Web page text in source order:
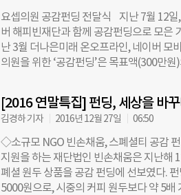
지내는 중입니다. 아이들 또한 할머니와
주위에 도움을 요청하거나 경찰에 신고하
경우가 대다수이기 때문이죠. 지난해 보건
따르면, 전체 노인학대 중 88.8%가 가정
이유입니다. “많은 어르신들이 학대를 받
청해요. 그런데 오랜 세월 학대가 이어진
는 학대 상황에 무기력해진 경우가 많거든
요셉의원 공감펀딩 전달식 지난 7월 12일,
버 해피빈재단과 함께 공감펀딩으로 모은
난 3월 더나은미래 온오프라인, 네이버 모
의원을 위한 ‘공감펀딩’은 목표액(300만
료비 0원’으로 치료하는 병원으로, ‘영등
안과·피부과·치과 등 12개 분야에서 80여
보고 있다. 신완식 요셉의원 의무원장은 “
기념일을 앞두고 많은 분들의 응원과 후원
전달식에서는 KGC 인삼공사에서 후원한
KGC인삼공사는 지난해부터 더나은미래
홍삼을 후원하겠다는 뜻을 밝힌 바 있다.
[2016 연말특집] 펀딩, 세상을 바
김경하 기자 2016년 12월 27일 06:50
◇소규모 NGO 빈손채움, 스폐셜티 공감
지원을 하는 재단법인 빈손채움은 지난해
폐셜 원두 상품을 공감 펀딩에 선보였다.
5000원으로, 시중의 커피 원두보다 약 5